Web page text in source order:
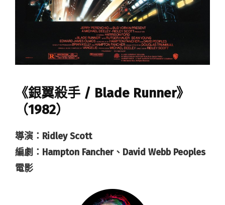
《銀翼殺手 / Blade Runner》
（1982）
導演：Ridley Scott
編劇：Hampton Fancher、David Webb Peoples
電影